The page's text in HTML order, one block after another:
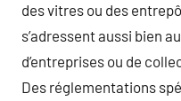
des vitres ou des
s’adressent aussi bien
d’entreprises ou de
Des réglementations